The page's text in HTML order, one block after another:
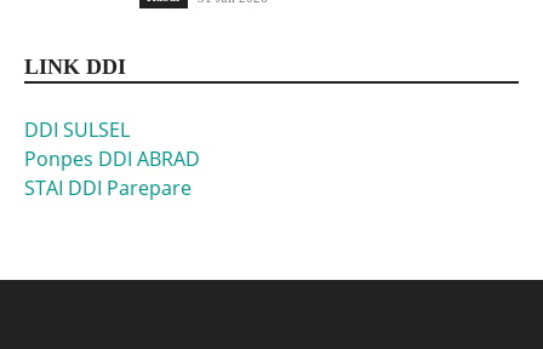
LINK DDI
DDI SULSEL
Ponpes DDI ABRAD
STAI DDI Parepare